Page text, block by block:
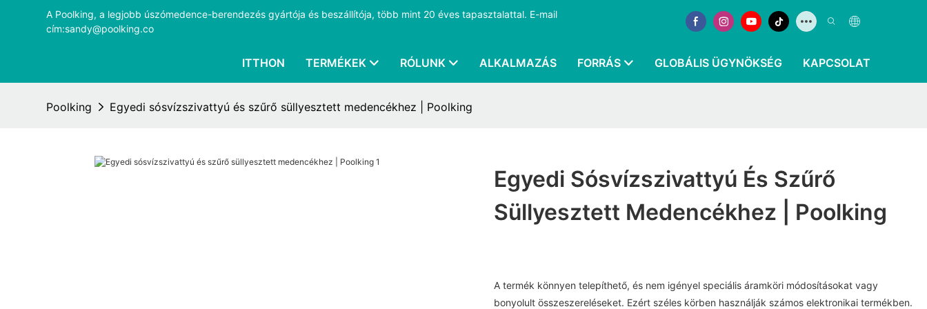
A Poolking, a legjobb úszómedence-berendezés gyártója és beszállítója, több mint 20 éves tapasztalattal. E-mail
cím:sandy@poolking.co
ITTHON TERMÉKEK RÓLUNK ALKALMAZÁS FORRÁS GLOBÁLIS ÜGYNÖKSÉG KAPCSOLAT
Poolking Egyedi sósvízszivattyú és szűrő süllyesztett medencékhez | Poolking
Egyedi Sósvízszivattyú És Szűrő
Süllyesztett Medencékhez | Poolking
A termék könnyen telepíthető, és nem igényel speciális áramköri módosításokat vagy
bonyolult összeszereléseket. Ezért széles körben használják számos elektronikai termékben.